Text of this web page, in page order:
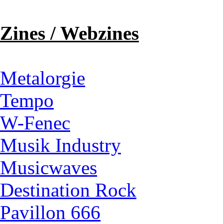
Zines / Webzines
Metalorgie
Tempo
W-Fenec
Musik Industry
Musicwaves
Destination Rock
Pavillon 666